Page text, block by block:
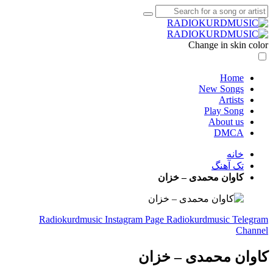
Change in skin color
Home
New Songs
Artists
Play Song
About us
DMCA
خانه
تک آهنگ
کاوان محمدی – خزان
Radiokurdmusic Instagram Page Radiokurdmusic Telegram
Channel
کاوان محمدی – خزان